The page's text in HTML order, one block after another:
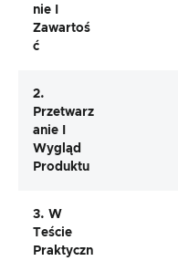
Nie I
Zawartoś
Ć
2.
Przetwarz
Anie I
Wygląd
Produktu
3. W
Teście
Praktyczn